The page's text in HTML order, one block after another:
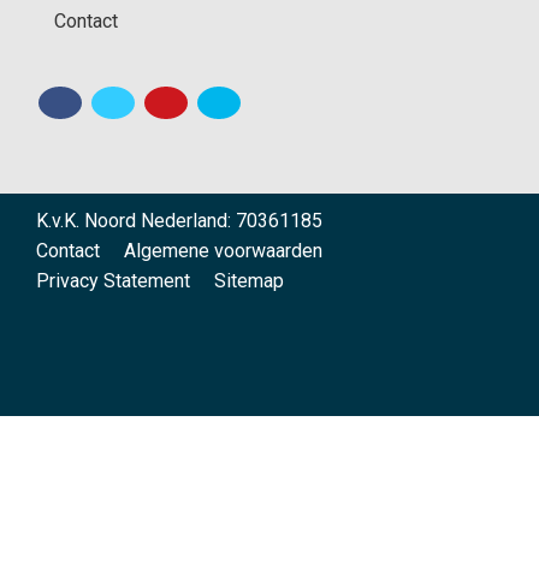
Contact
K.v.K. Noord Nederland: 70361185
Contact
Algemene voorwaarden
Privacy Statement
Sitemap